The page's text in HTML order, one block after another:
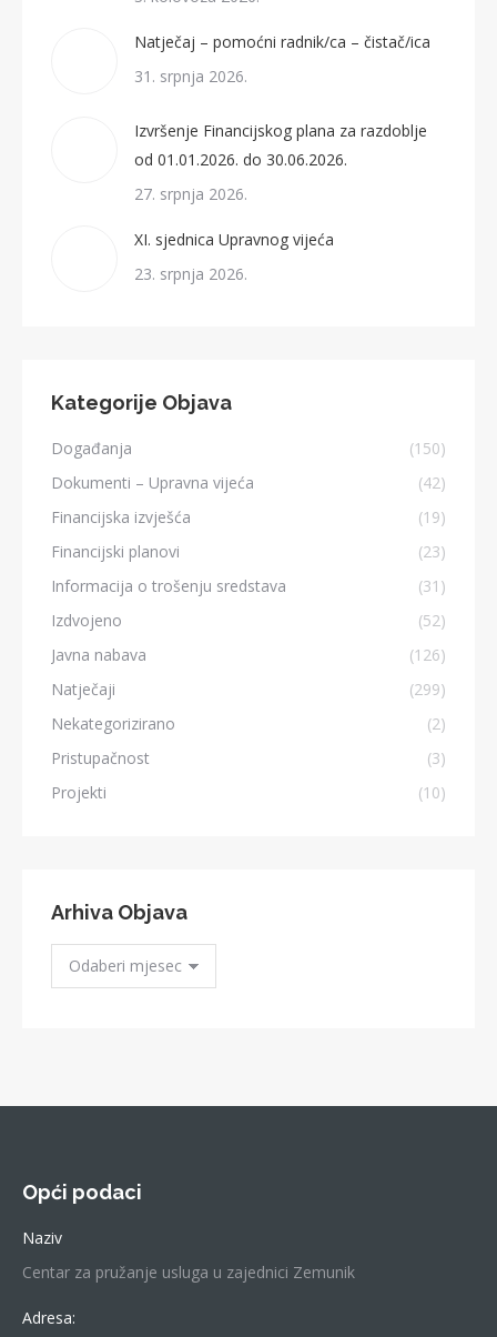
Natječaj – pomoćni radnik/ca – čistač/ica
31. srpnja 2026.
Izvršenje Financijskog plana za razdoblje
od 01.01.2026. do 30.06.2026.
27. srpnja 2026.
XI. sjednica Upravnog vijeća
23. srpnja 2026.
Kategorije Objava
Događanja
(150)
Dokumenti – Upravna vijeća
(42)
Financijska izvješća
(19)
Financijski planovi
(23)
Informacija o trošenju sredstava
(31)
Izdvojeno
(52)
Javna nabava
(126)
Natječaji
(299)
Nekategorizirano
(2)
Pristupačnost
(3)
Projekti
(10)
Arhiva Objava
Arhiva
Objava
Opći podaci
Naziv
Centar za pružanje usluga u zajednici Zemunik
Adresa: